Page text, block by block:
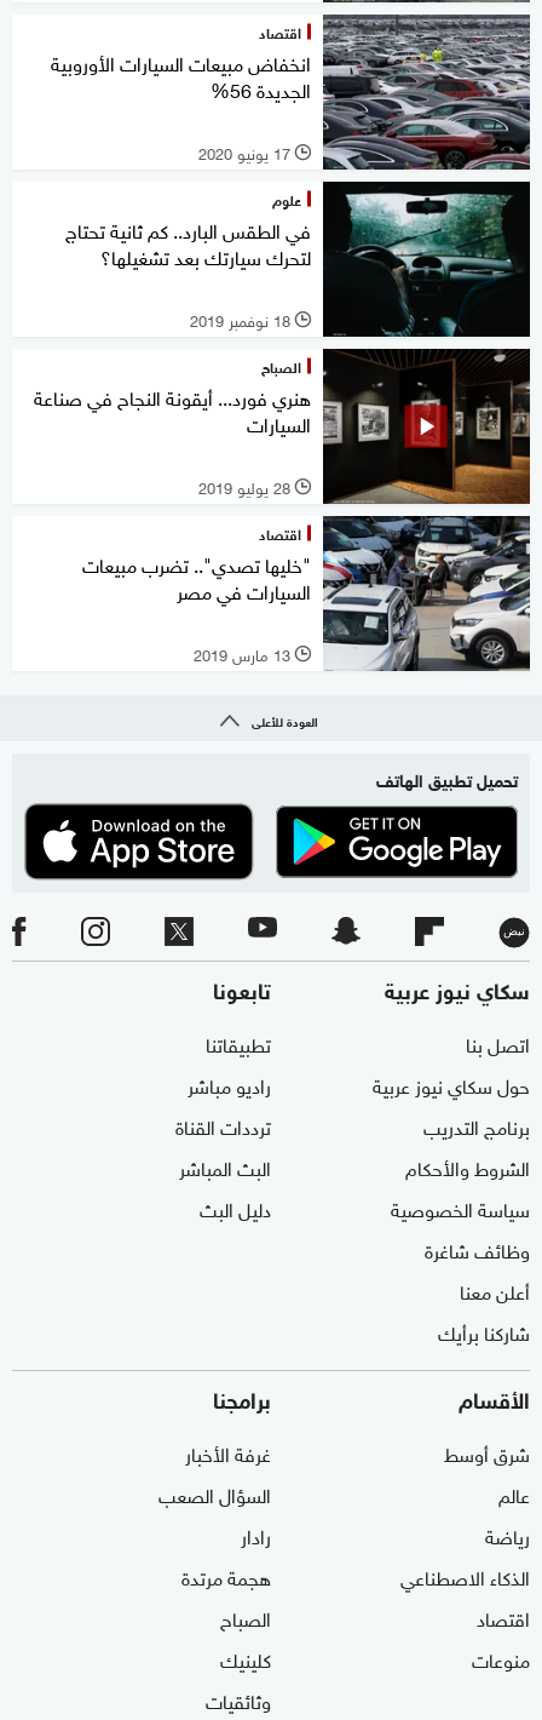
اقتصاد
انخفاض مبيعات السيارات الأوروبية
الجديدة 56%
l 17 يونيو 2020
علوم
في الطقس البارد.. كم ثانية تحتاج
لتحرك سيارتك بعد تشغيلها؟
l 18 نوفمبر 2019
الصباح
هنري فورد... أيقونة النجاح في صناعة
السيارات
l 28 يوليو 2019
اقتصاد
"خليها تصدي".. تضرب مبيعات
السيارات في مصر
l 13 مارس 2019
العودة للأعلى
تحميل تطبيق الهاتف
سكاي نيوز عربية
اتصل بنا
حول سكاي نيوز عربية
برنامج التدريب
الشروط والأحكام
سياسة الخصوصية
وظائف شاغرة
أعلن معنا
شاركنا برأيك
تابعونا
تطبيقاتنا
راديو مباشر
ترددات القناة
البث المباشر
دليل البث
الأقسام
شرق أوسط
عالم
رياضة
الذكاء الاصطناعي
اقتصاد
منوعات
برامجنا
غرفة الأخبار
السؤال الصعب
رادار
هجمة مرتدة
الصباح
كلينيك
وثائقيات